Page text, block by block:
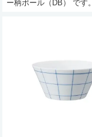
ー柄ボール（DB） です。